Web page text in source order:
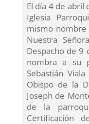
El día 4 de abril
Iglesia
mismo nombre
Nuestra
Despacho de 9
nombra a su
Sebastián
Obispo de la
Joseph de
de la
Certificación